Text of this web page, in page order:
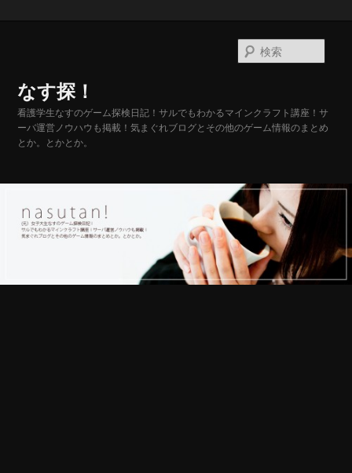
なす探！
看護学生なすのゲーム探検日記！サルでもわかるマインクラフト講座！サ
ーバ運営ノウハウも掲載！気まぐれブログとその他のゲーム情報のまとめ
とか。とかとか。
索